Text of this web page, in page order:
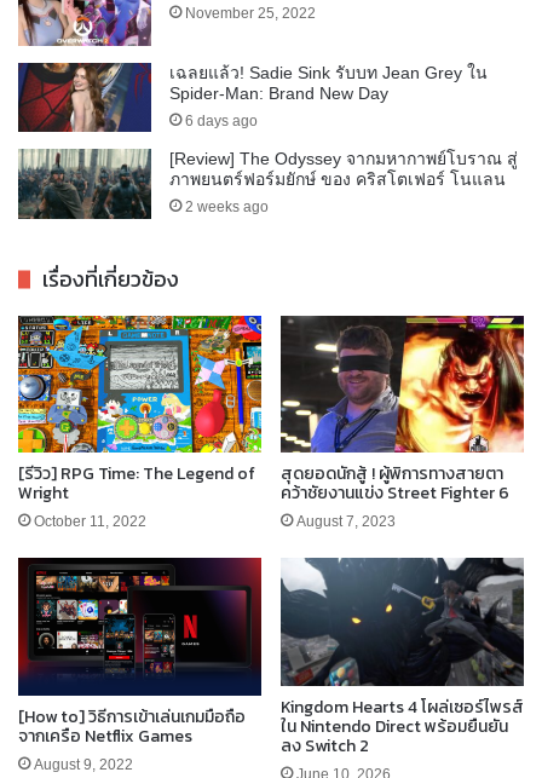
November 25, 2022
เฉลยแล้ว! Sadie Sink รับบท Jean Grey ใน
Spider-Man: Brand New Day
6 days ago
[Review] The Odyssey จากมหากาพย์โบราณ สู่
ภาพยนตร์ฟอร์มยักษ์ ของ คริสโตเฟอร์ โนแลน
2 weeks ago
เรื่องที่เกี่ยวข้อง
[รีวิว] RPG Time: The Legend of
Wright
October 11, 2022
สุดยอดนักสู้ ! ผู้พิการทางสายตา
คว้าชัยงานแข่ง Street Fighter 6
August 7, 2023
[How to] วิธีการเข้าเล่นเกมมือถือ
จากเครือ Netflix Games
August 9, 2022
Kingdom Hearts 4 โผล่เซอร์ไพรส์
ใน Nintendo Direct พร้อมยืนยัน
ลง Switch 2
June 10, 2026